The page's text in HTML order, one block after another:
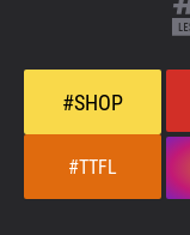
#SHOP
#TTFL